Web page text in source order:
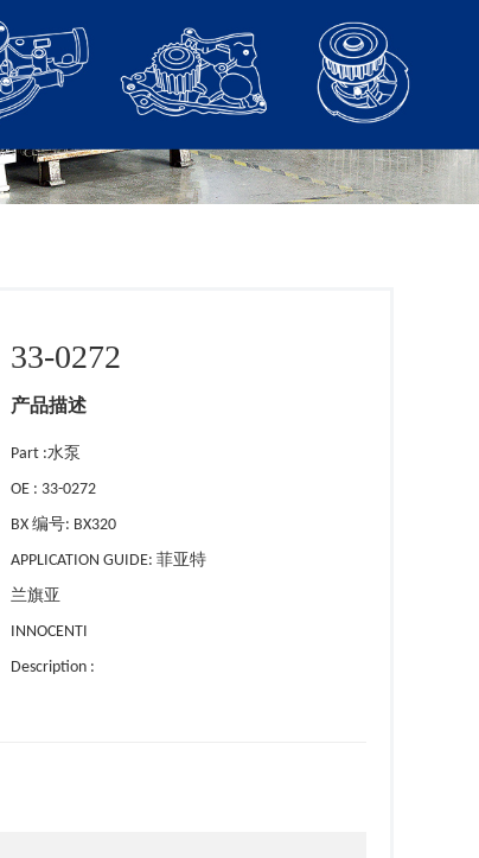
33-0272
产品描述
Part :水泵
OE : 33-0272
BX 编号: BX320
APPLICATION GUIDE: 菲亚特
兰旗亚
INNOCENTI
Description :